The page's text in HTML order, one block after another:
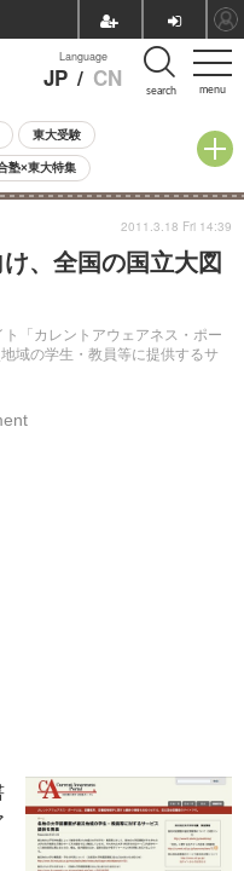
menu
Language
JP / CN search
東大受験
塾×東大特集
験 小学校受験
相談会
人気記事
、全国の国立大図
「カレントアウェアネス・ポー
域の学生・教員等に提供するサ
2011.3.18 Fri 14:39